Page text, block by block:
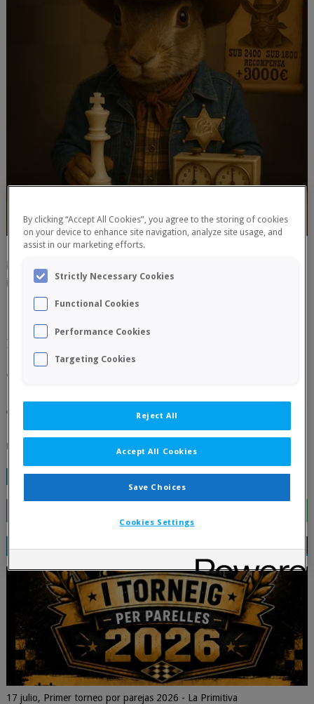
información:https://open.ajedreztomelloso.com/
📅 ¿Cuándo? Del 17 de octubre al 19 de octubre de 2025
🏆​ Más de 3.000 € en premios:
👀 Enlace en
📖 Las bases se pueden consultar aquí:
TAGS: FINALIZADOS
17 julio, Primer torneo por parejas 2026 - La Primitiva
By clicking “Accept All Cookies”, you agree to the storing of cookies
on your device to enhance site navigation, analyze site usage, and
assist in our marketing efforts.
Strictly Necessary Cookies
Functional Cookies
Performance Cookies
Targeting Cookies
Reject All
Accept All Cookies
Save Choices
Cookies Settings